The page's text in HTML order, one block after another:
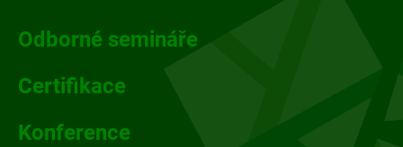
Odborné semináře
Certifikace
Konference